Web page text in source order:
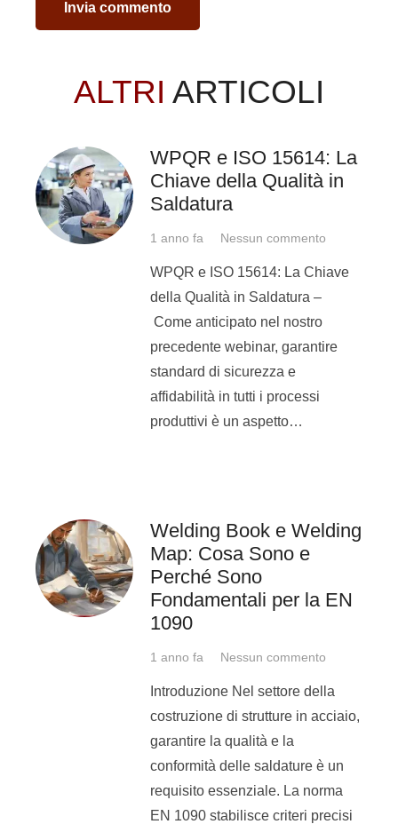
Da qui nasce l’idea
saldatura per
ragazzi
I ragazzi potranno imparare le basi
della saldatura a filo e a tig. Un
corso di saldatura inserito
all’interno di un percorso più
ampio:
E-Steel Summer Camp
Il primo campo estivo per ragazzi
pensato per acquisire le basi di:
Rivolto a:
Ragazzi dai 15 ai 22 anni
Date e durata:
dalle 9:00 alle 16:00
Programma
Prima settimana: 6-10 luglio
Invia commento
ALTRI ARTICOLI
WPQR e ISO 15614: La
Chiave della Qualità in
Saldatura
1 anno fa Nessun commento
WPQR e ISO 15614: La Chiave
della Qualità in Saldatura –
Come anticipato nel nostro
precedente webinar, garantire
standard di sicurezza e
affidabilità in tutti i processi
produttivi è un aspetto…
Welding Book e Welding
Map: Cosa Sono e
Perché Sono
Fondamentali per la EN
1090
1 anno fa Nessun commento
Introduzione Nel settore della
costruzione di strutture in acciaio,
garantire la qualità e la
conformità delle saldature è un
requisito essenziale. La norma
EN 1090 stabilisce criteri precisi